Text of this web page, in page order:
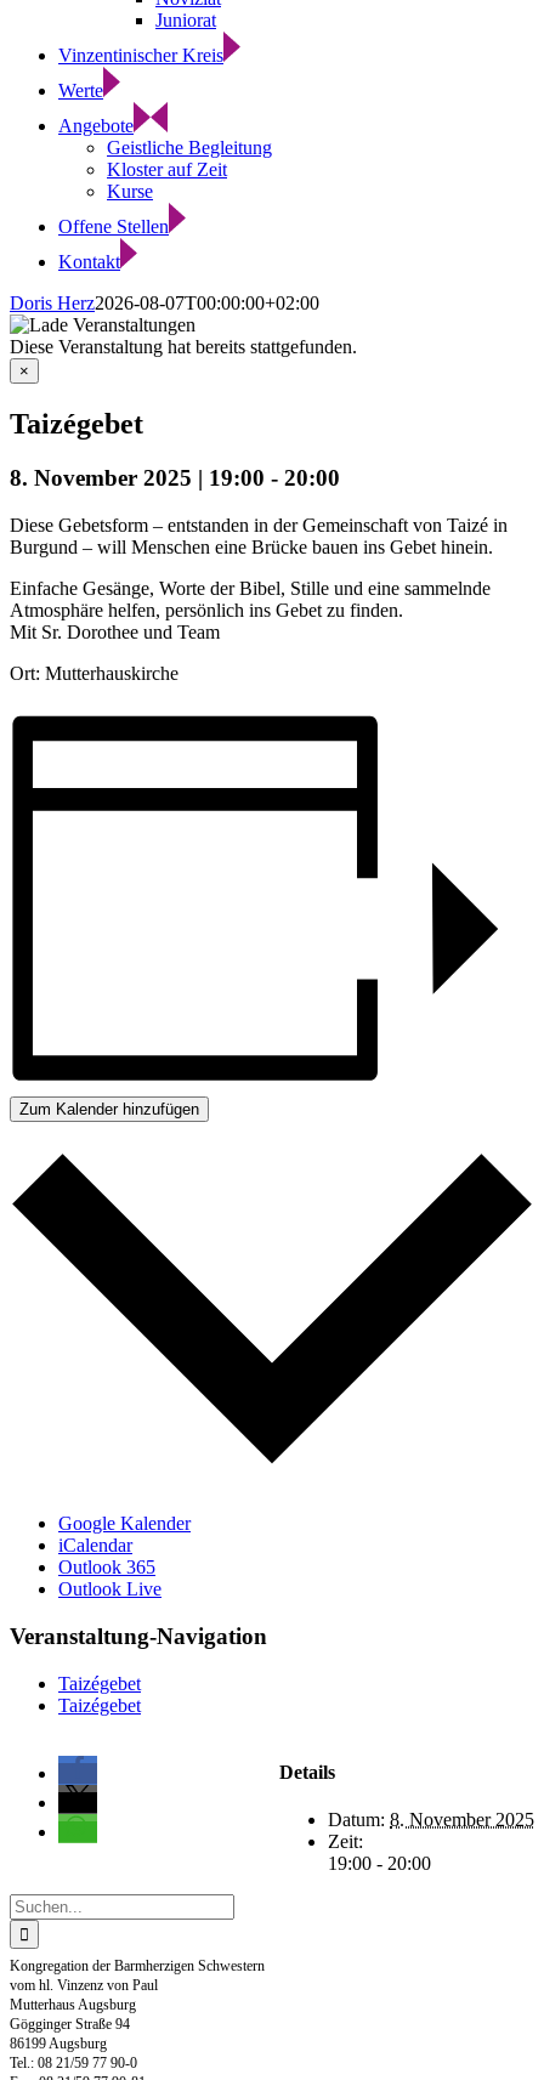
Juniorat
Vinzentinischer Kreis
Werte
Angebote
Geistliche Begleitung
Kloster auf Zeit
Kurse
Offene Stellen
Kontakt
Doris Herz2026-08-07T00:00:00+02:00
Diese Veranstaltung hat bereits stattgefunden.
×
Taizégebet
8. November 2025 | 19:00 - 20:00
Diese Gebetsform – entstanden in der Gemeinschaft von Taizé in
Burgund – will Menschen eine Brücke bauen ins Gebet hinein.
Einfache Gesänge, Worte der Bibel, Stille und eine sammelnde
Atmosphäre helfen, persönlich ins Gebet zu finden.
Mit Sr. Dorothee und Team
Ort: Mutterhauskirche
Zum Kalender hinzufügen
Google Kalender
iCalendar
Outlook 365
Outlook Live
Veranstaltung-Navigation
Taizégebet
Taizégebet
Details
Datum: 8. November 2025
Zeit:
19:00 - 20:00
Suche
nach:
Kongregation der Barmherzigen Schwestern
vom hl. Vinzenz von Paul
Mutterhaus Augsburg
Gögginger Straße 94
86199 Augsburg
Tel.: 08 21/59 77 90-0